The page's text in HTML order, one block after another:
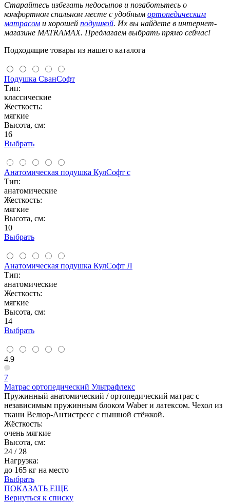
Старайтесь избегать недосыпов и позаботьтесь о
комфортном спальном месте с удобным ортопедическим
матрасом и хорошей подушкой. Их вы найдете в интернет-
магазине MATRAMAX. Предлагаем выбрать прямо сейчас!
Подходящие товары из нашего каталога
Подушка СванСофт
Тип:
классические
Жесткость:
мягкие
Высота, см:
16
Выбрать
Анатомическая подушка КулСофт с
Тип:
анатомические
Жесткость:
мягкие
Высота, см:
10
Выбрать
Анатомическая подушка КулСофт Л
Тип:
анатомические
Жесткость:
мягкие
Высота, см:
14
Выбрать
4.9
7
Матрас ортопедический Ультрафлекс
Пружинный анатомический / ортопедический матрас с
независимым пружинным блоком Waber и латексом. Чехол из
ткани Велюр-Антистресс с пышной стёжкой.
Жёсткость:
очень мягкие
Высота, см:
24 / 28
Нагрузка:
до 165 кг на место
Выбрать
ПОКАЗАТЬ ЕЩЕ
Вернуться к списку